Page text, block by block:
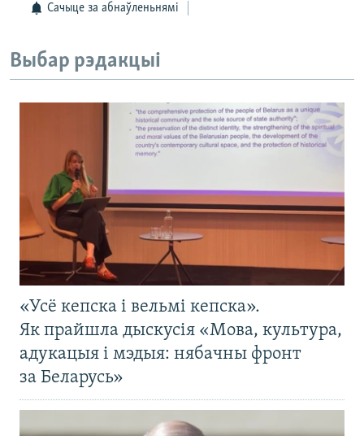
Сачыце за абнаўленьнямі
Выбар рэдакцыі
«Усё кепска і вельмі кепска».
Як прайшла дыскусія «Мова, культура,
адукацыя і мэдыя: нябачны фронт
за Беларусь»